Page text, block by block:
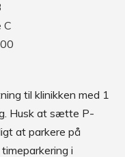
C
til klinikken med 1
Husk at sætte P-
at parkere på
i